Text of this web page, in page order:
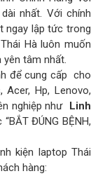
nhất. Với chính
ngay lập tức trong
Hà luôn muốn
tâm nhất.
để cung cấp cho
Acer, Hp, Lenovo,
nghiệp như Linh
ĐÚNG BỆNH,
kiện laptop Thái
hàng: